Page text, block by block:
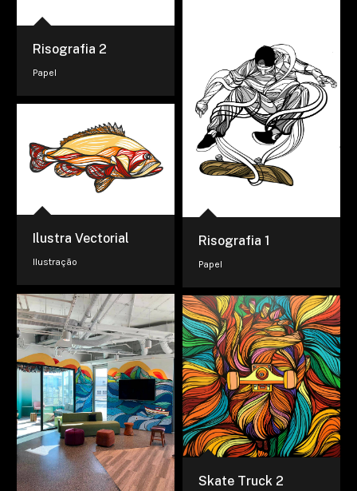
Risografia 2
Papel
Risografia 1
Papel
Ilustra Vectorial
Ilustração
Skate Truck 2